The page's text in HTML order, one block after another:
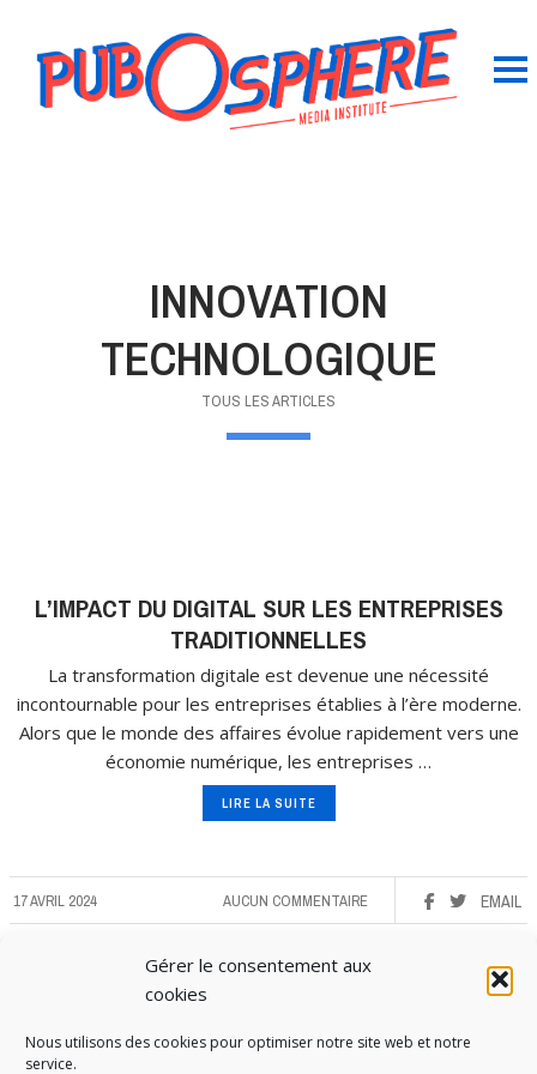
Gérer le consentement aux
cookies
Nous utilisons des cookies pour optimiser notre site web et notre
service.
INNOVATION
TECHNOLOGIQUE
TOUS LES ARTICLES
L’IMPACT DU DIGITAL SUR LES ENTREPRISES
TRADITIONNELLES
La transformation digitale est devenue une nécessité
incontournable pour les entreprises établies à l’ère moderne.
Alors que le monde des affaires évolue rapidement vers une
économie numérique, les entreprises …
LIRE LA SUITE
17 AVRIL 2024 EMAIL
AUCUN COMMENTAIRE